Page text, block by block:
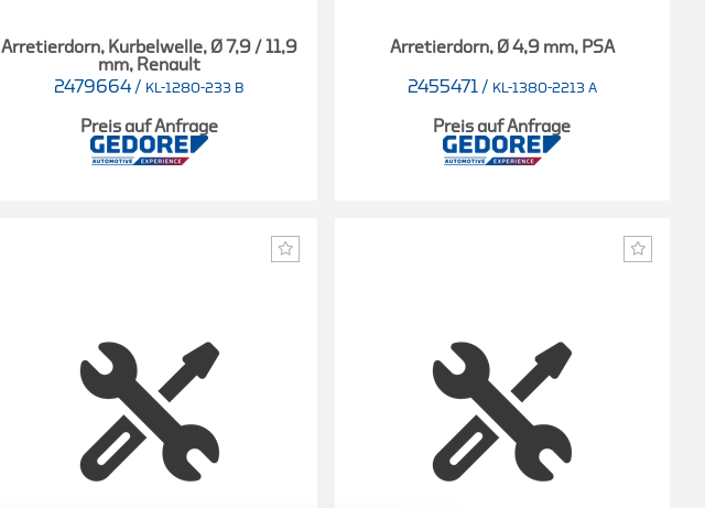
Arretierdorn, Kurbelwelle, Ø 7,9 / 11,9
mm, Renault
2479664 / KL-1280-233 B
Preis auf Anfrage
Arretierdorn, Ø 4,9 mm, PSA
2455471 / KL-1380-2213 A
Preis auf Anfrage